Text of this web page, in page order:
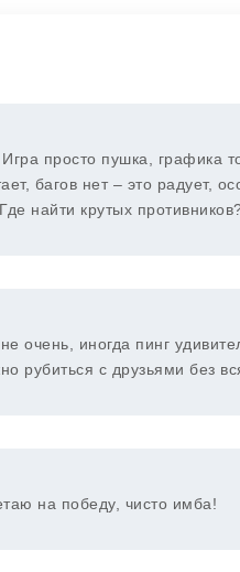
просто пушка, графика
багов нет – это радует,
найти крутых
очень, иногда пинг
с друзьями без
на победу, чисто имба!